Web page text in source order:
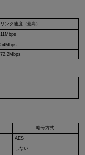
リンク速度（最高）
11Mbps
54Mbps
72.2Mbps
暗号方式
AES
しない